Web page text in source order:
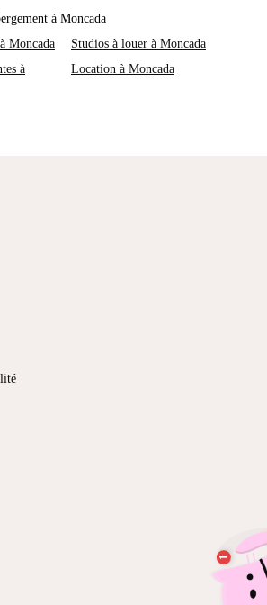
à Moncada
Moncada
Studios à louer à Moncada
à
Location à Moncada